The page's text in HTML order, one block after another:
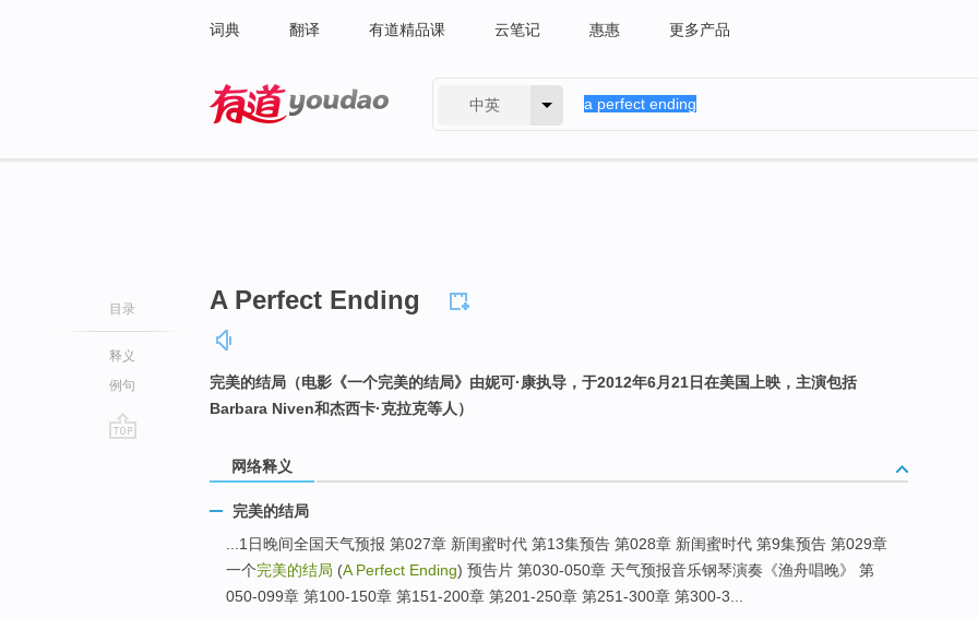
词典 翻译 有道精品课 云笔记 惠惠 更多产品
中英
目录
释义
例句
A Perfect Ending
完美的结局（电影《一个完美的结局》由妮可·康执导，于2012年6月21日在美国上映，主演包括
Barbara Niven和杰西卡·克拉克等人）
网络释义
完美的结局
...1日晚间全国天气预报 第027章 新闺蜜时代 第13集预告 第028章 新闺蜜时代 第9集预告 第029章
一个完美的结局 (A Perfect Ending) 预告片 第030-050章 天气预报音乐钢琴演奏《渔舟唱晚》 第
050-099章 第100-150章 第151-200章 第201-250章 第251-300章 第300-3...